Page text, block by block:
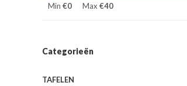
Min €0 Max €40
Categorieën
TAFELEN